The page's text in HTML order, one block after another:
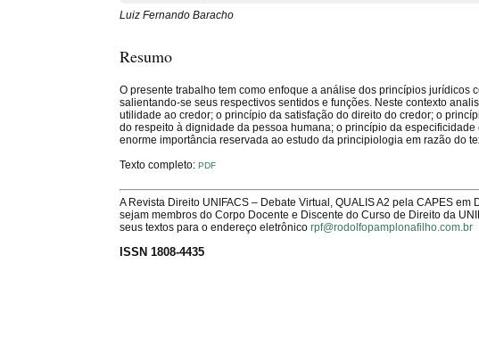
Luiz Fernando Baracho
Resumo
O presente trabalho tem como enfoque a análise dos princípios
salientando-se seus respectivos sentidos e funções. Neste contexto
utilidade ao credor; o princípio da satisfação do direito do credor; o
do respeito à dignidade da pessoa humana; o princípio da
enorme importância reservada ao estudo da principiologia em razão do
Texto completo:PDF
A Revista Direito UNIFACS – Debate Virtual, QUALIS A2 pela CAPES
sejam membros do Corpo Docente e Discente do Curso de Direito da
seus textos para o endereço eletrônicorpf@rodolfopamplonafilho.com.br
ISSN 1808-4435